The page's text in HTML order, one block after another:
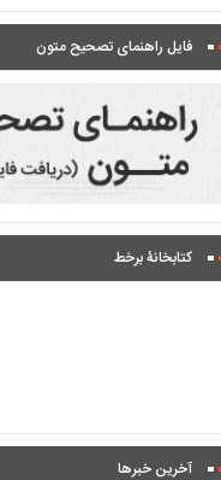
فایل راهنمای تصحیح متون
کتابخانۀ برخط
آخرین خبرها